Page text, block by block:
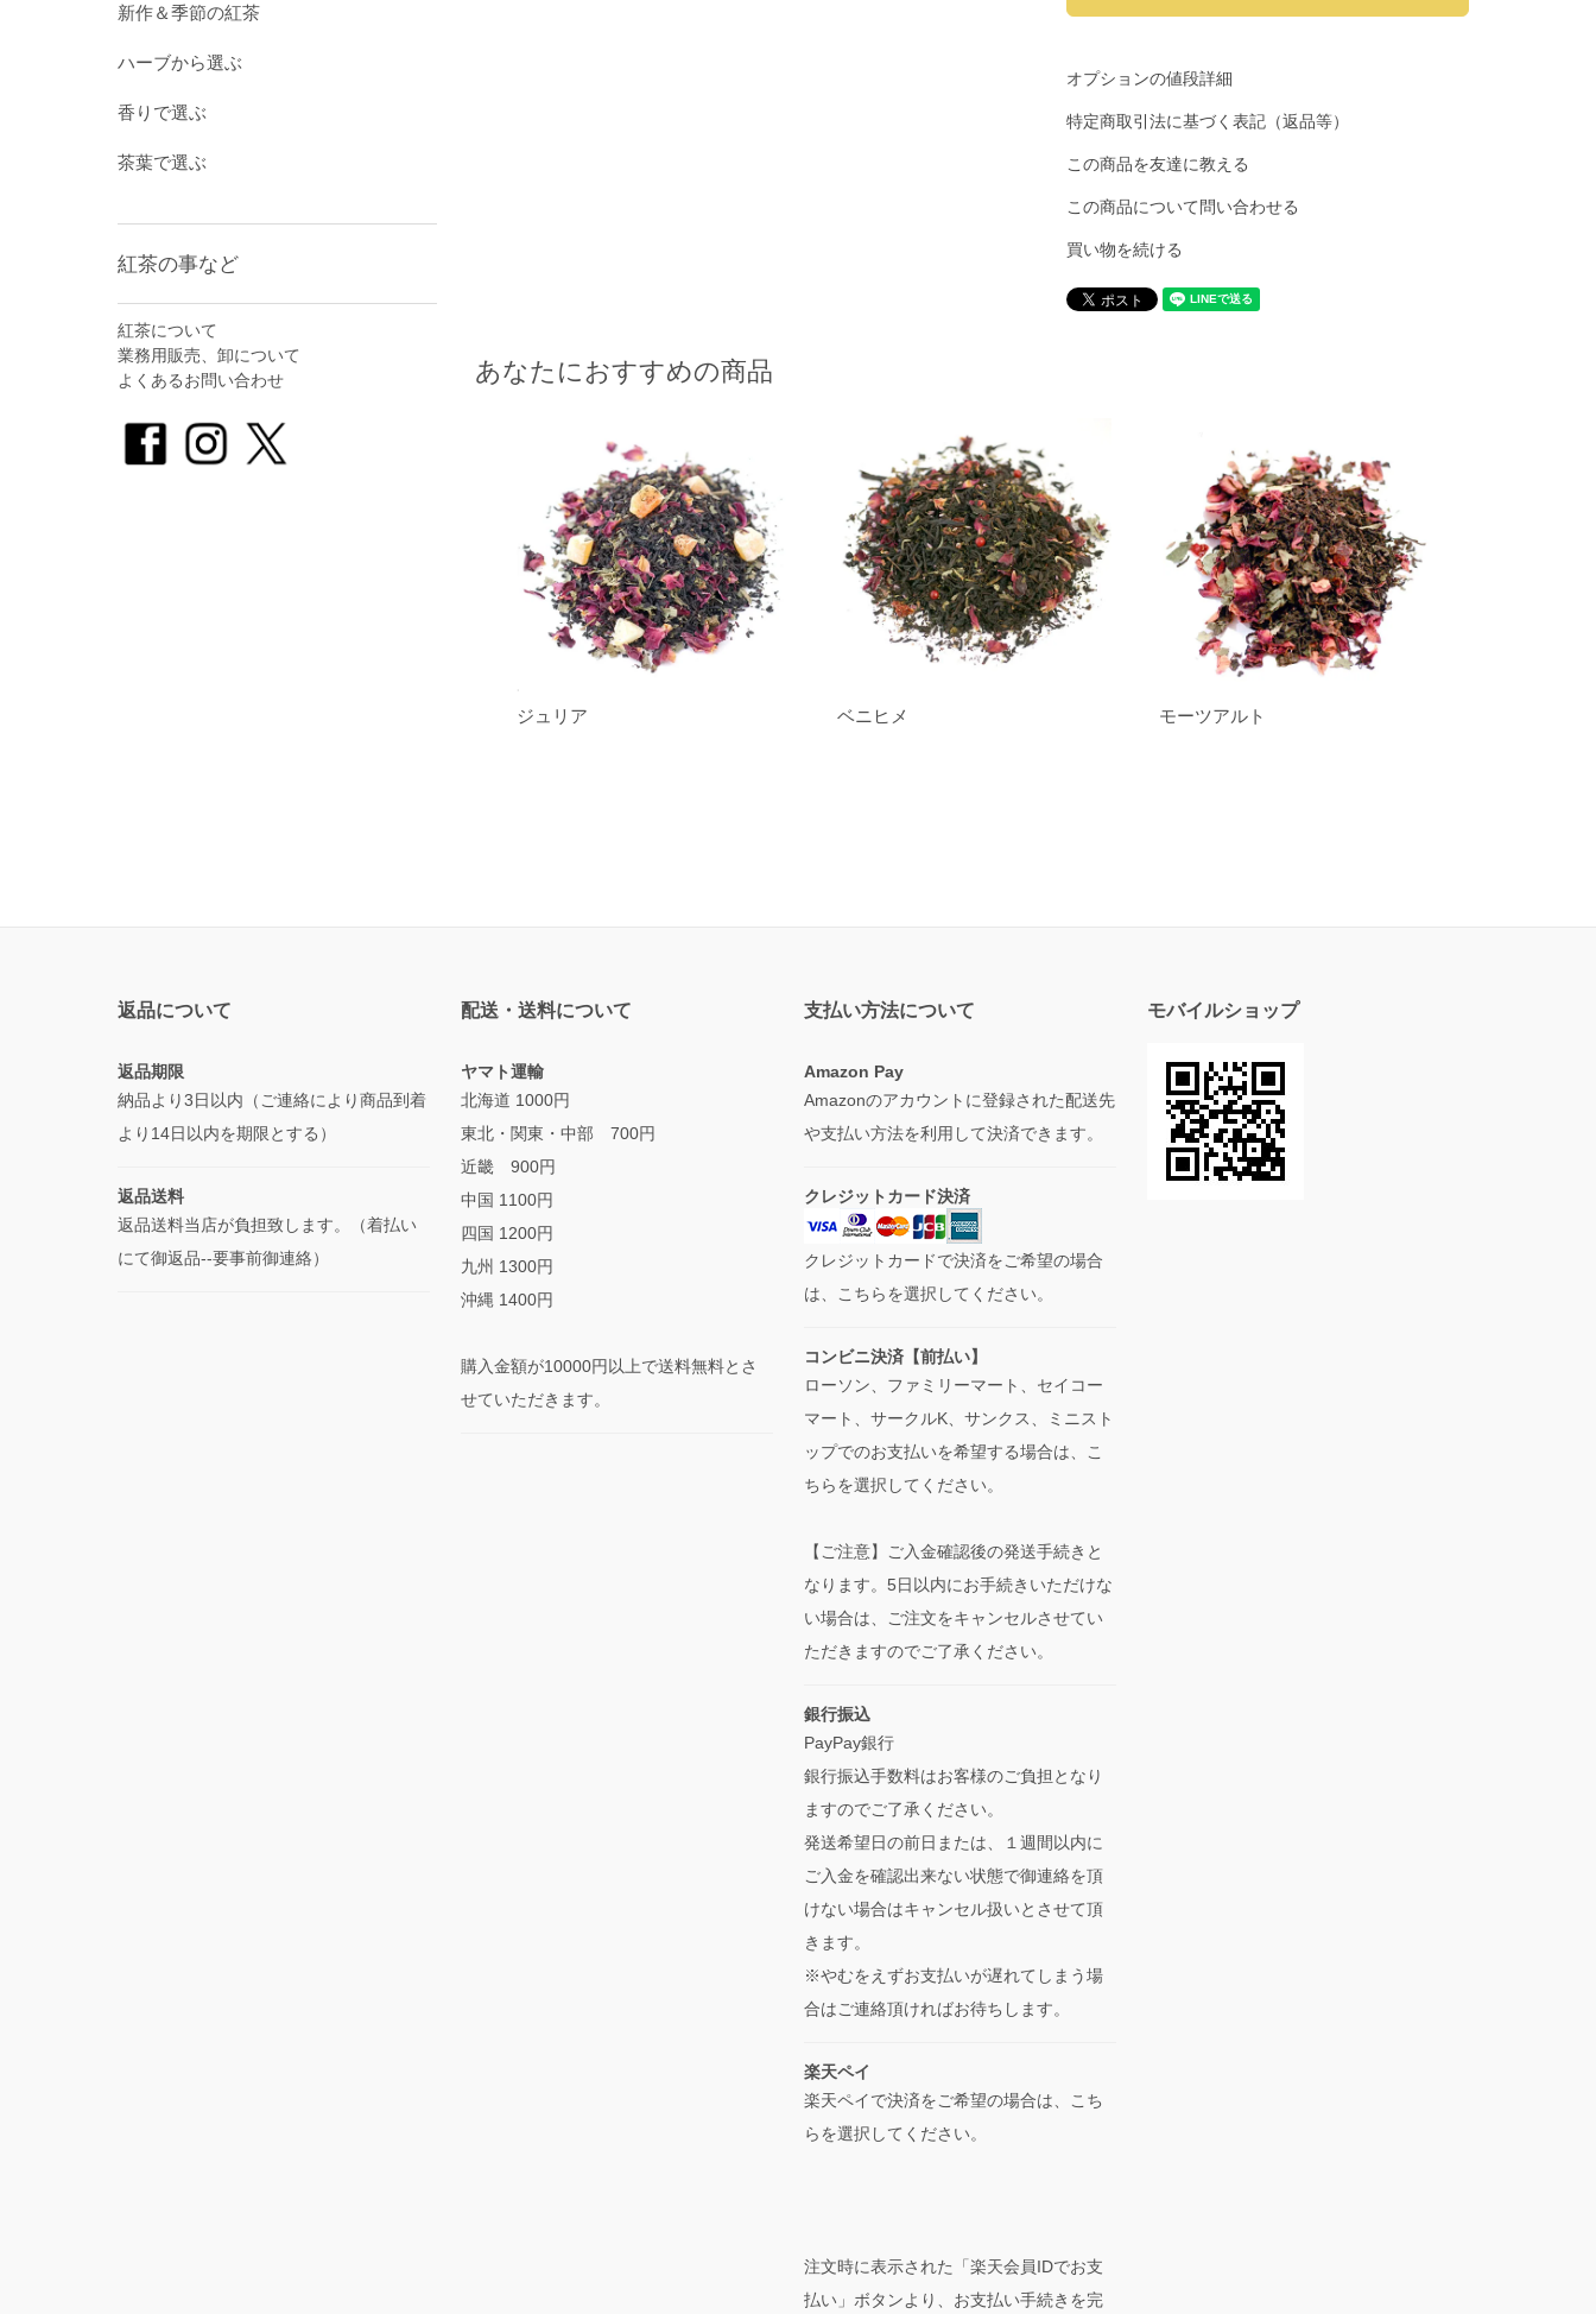
オプションの値段詳細
特定商取引法に基づく表記（返品等）
この商品を友達に教える
この商品について問い合わせる
買い物を続ける
あなたにおすすめの商品
ジュリア ベニヒメ モーツアルト
新作＆季節の紅茶
ハーブから選ぶ
香りで選ぶ
茶葉で選ぶ
紅茶の事など
紅茶について
業務用販売、卸について
よくあるお問い合わせ
返品について
返品期限
納品より3日以内（ご連絡により商品到着
より14日以内を期限とする）
返品送料
返品送料当店が負担致します。（着払い
にて御返品--要事前御連絡）
配送・送料について
ヤマト運輸
北海道 1000円
東北・関東・中部 700円
近畿 900円
中国 1100円
四国 1200円
九州 1300円
沖縄 1400円
購入金額が10000円以上で送料無料とさ
せていただきます。
支払い方法について
Amazon Pay
Amazonのアカウントに登録された配送先
や支払い方法を利用して決済できます。
クレジットカード決済
クレジットカードで決済をご希望の場合
は、こちらを選択してください。
コンビニ決済【前払い】
ローソン、ファミリーマート、セイコー
マート、サークルK、サンクス、ミニスト
ップでのお支払いを希望する場合は、こ
ちらを選択してください。
【ご注意】ご入金確認後の発送手続きと
なります。5日以内にお手続きいただけな
い場合は、ご注文をキャンセルさせてい
ただきますのでご了承ください。
銀行振込
PayPay銀行
銀行振込手数料はお客様のご負担となり
ますのでご了承ください。
発送希望日の前日または、１週間以内に
ご入金を確認出来ない状態で御連絡を頂
けない場合はキャンセル扱いとさせて頂
きます。
※やむをえずお支払いが遅れてしまう場
合はご連絡頂ければお待ちします。
楽天ペイ
楽天ペイで決済をご希望の場合は、こち
らを選択してください。
注文時に表示された「楽天会員IDでお支
払い」ボタンより、お支払い手続きを完
モバイルショップ